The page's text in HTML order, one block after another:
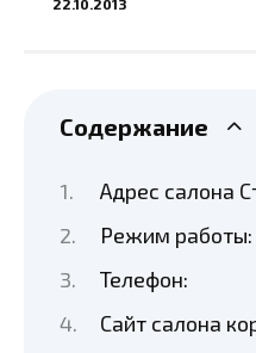
Содержание
Адрес салона
Режим работы:
Телефон:
Сайт салона